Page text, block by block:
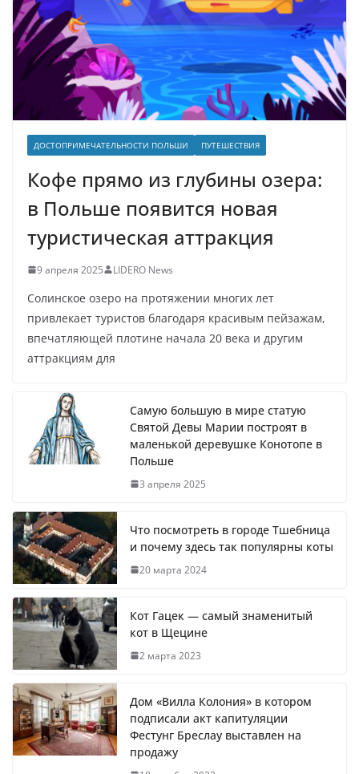
ДОСТОПРИМЕЧАТЕЛЬНОСТИ ПОЛЬШИ ПУТЕШЕСТВИЯ
Кофе прямо из глубины озера:
в Польше появится новая
туристическая аттракция
9 апреля 2025 LIDERO News
Солинское озеро на протяжении многих лет
привлекает туристов благодаря красивым пейзажам,
впечатляющей плотине начала 20 века и другим
аттракциям для
Самую большую в мире статую
Святой Девы Марии построят в
маленькой деревушке Конотопе в
Польше
3 апреля 2025
Что посмотреть в городе Тшебница
и почему здесь так популярны коты
20 марта 2024
Кот Гацек — самый знаменитый
кот в Щецине
2 марта 2023
Дом «Вилла Колония» в котором
подписали акт капитуляции
Фестунг Бреслау выставлен на
продажу